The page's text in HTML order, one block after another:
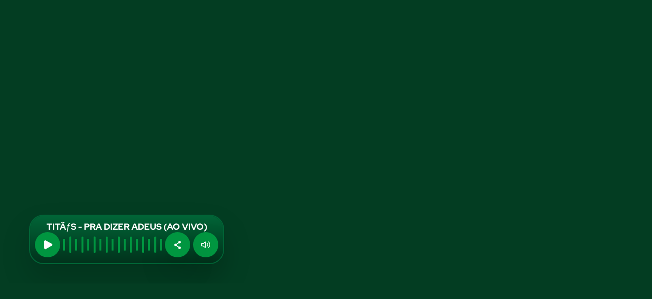
TITÃƒS - PRA DIZER ADEUS (AO VIVO)